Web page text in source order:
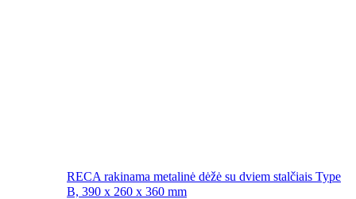
RECA rakinama metalinė dėžė su dviem stalčiais Type
B, 390 x 260 x 360 mm